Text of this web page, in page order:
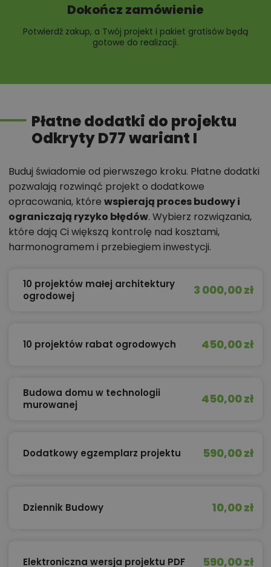
Dokończ zamówienie
Potwierdź zakup, a Twój projekt i pakiet gratisów będą
gotowe do realizacji.
Płatne dodatki do projektu
Odkryty D77 wariant I
Buduj świadomie od pierwszego kroku. Płatne dodatki
pozwalają rozwinąć projekt o dodatkowe
opracowania, które wspierają proces budowy i
ograniczają ryzyko błędów. Wybierz rozwiązania,
które dają Ci większą kontrolę nad kosztami,
harmonogramem i przebiegiem inwestycji.
10 projektów małej architektury
ogrodowej
3 000,00 zł
10 projektów rabat ogrodowych 450,00 zł
Budowa domu w technologii
murowanej
450,00 zł
Dodatkowy egzemplarz projektu 590,00 zł
Dziennik Budowy 10,00 zł
Elektroniczna wersja projektu PDF 590,00 zł